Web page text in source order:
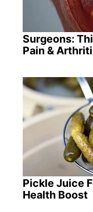
Surgeons:
Pain &
Pickle Juice
Health Boost